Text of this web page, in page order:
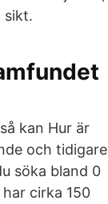
sikt.
kan Hur är
och tidigare
söka bland 0
cirka 150